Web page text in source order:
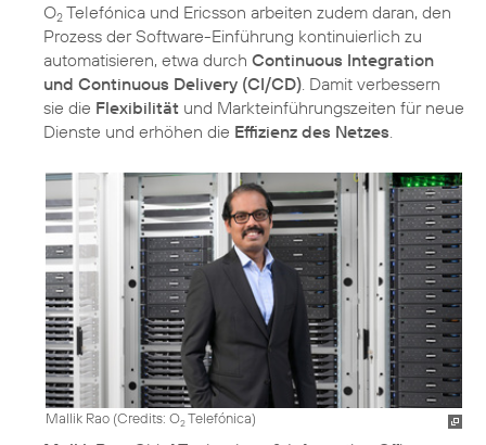
O2 Telefónica und Ericsson arbeiten zudem daran, den
Prozess der Software-Einführung kontinuierlich zu
automatisieren, etwa durch Continuous Integration
und Continuous Delivery (CI/CD). Damit verbessern
sie die Flexibilität und Markteinführungszeiten für neue
Dienste und erhöhen die Effizienz des Netzes.
Mallik Rao (Credits: O2Telefónica)